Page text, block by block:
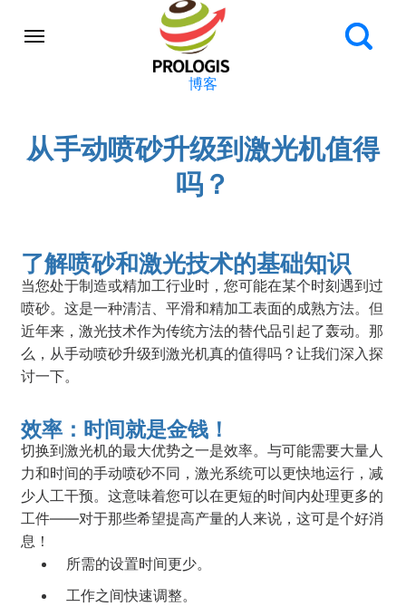
博客
从手动喷砂升级到激光机值得
吗？
了解喷砂和激光技术的基础知识
当您处于制造或精加工行业时，您可能在某个时刻遇到过
喷砂。这是一种清洁、平滑和精加工表面的成熟方法。但
近年来，激光技术作为传统方法的替代品引起了轰动。那
么，从手动喷砂升级到激光机真的值得吗？让我们深入探
讨一下。
效率：时间就是金钱！
切换到激光机的最大优势之一是效率。与可能需要大量人
力和时间的手动喷砂不同，激光系统可以更快地运行，减
少人工干预。这意味着您可以在更短的时间内处理更多的
工件——对于那些希望提高产量的人来说，这可是个好消
息！
所需的设置时间更少。
工作之间快速调整。